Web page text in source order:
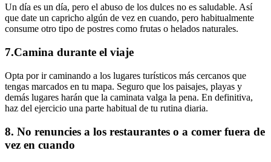
Un día es un día, pero el abuso de los dulces no es saludable. Así
que date un capricho algún de vez en cuando, pero habitualmente
consume otro tipo de postres como frutas o helados naturales.
7.Camina durante el viaje
Opta por ir caminando a los lugares turísticos más cercanos que
tengas marcados en tu mapa. Seguro que los paisajes, playas y
demás lugares harán que la caminata valga la pena. En definitiva,
haz del ejercicio una parte habitual de tu rutina diaria.
8. No renuncies a los restaurantes o a comer fuera de
vez en cuando